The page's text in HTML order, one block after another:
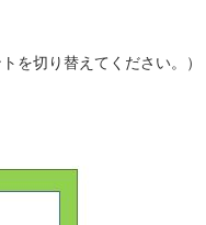
切り替えてください。）